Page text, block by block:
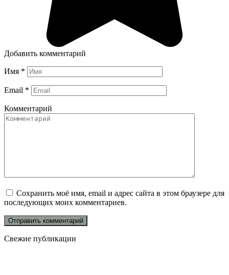
Добавить комментарий
Имя *
Email *
Комментарий
Сохранить моё имя, email и адрес сайта в этом браузере для
последующих моих комментариев.
Свежие публикации